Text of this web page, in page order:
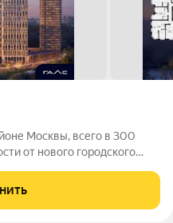
Москвы, всего в 300
от нового городского
квартира площадью